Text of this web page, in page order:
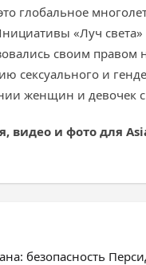
глобальное
«Луч света»
своим правом
сексуального и
женщин и девочек
видео и фотодля
безопасность